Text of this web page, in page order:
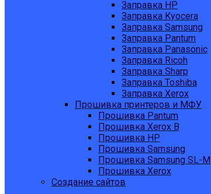
Заправка HP
Заправка Kyocera
Заправка Samsung
Заправка Pantum
Заправка Panasonic
Заправка Ricoh
Заправка Sharp
Заправка Toshiba
Заправка Xerox
Прошивка принтеров и МФУ
Прошивка Pantum
Прошивка Xerox B
Прошивка HP
Прошивка Samsung
Прошивка Samsung SL-M
Прошивка Xerox
Создание сайтов